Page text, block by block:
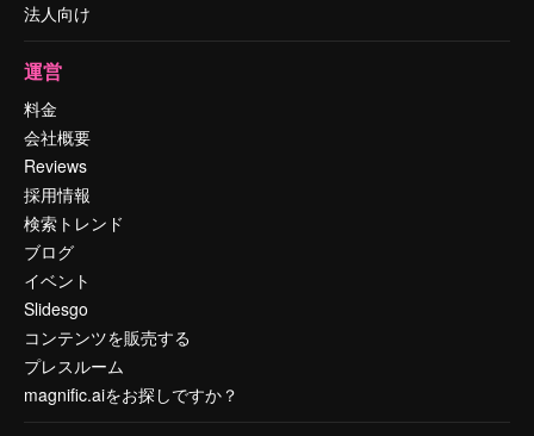
法人向け
運営
料金
会社概要
Reviews
採用情報
検索トレンド
ブログ
イベント
Slidesgo
コンテンツを販売する
プレスルーム
magnific.aiをお探しですか？